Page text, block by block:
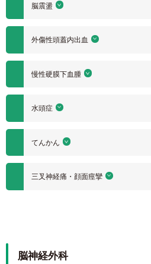
脳震盪
外傷性頭蓋内出血
慢性硬膜下血腫
水頭症
てんかん
三叉神経痛・顔面痙攣
脳神経外科